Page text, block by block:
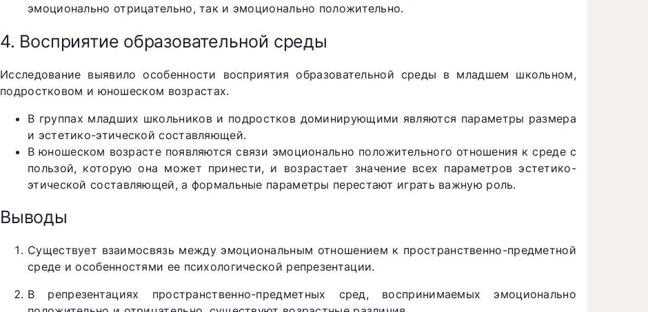
эмоционально отрицательно, так и эмоционально положительно.
4. Восприятие образовательной среды
Исследование выявило особенности восприятия образовательной среды в младшем школьном,
подростковом и юношеском возрастах.
В группах младших школьников и подростков доминирующими являются параметры размера
и эстетико-этической составляющей.
В юношеском возрасте появляются связи эмоционально положительного отношения к среде с
пользой, которую она может принести, и возрастает значение всех параметров эстетико-
этической составляющей, а формальные параметры перестают играть важную роль.
Выводы
Существует взаимосвязь между эмоциональным отношением к пространственно-предметной
среде и особенностями ее психологической репрезентации.
В репрезентациях пространственно-предметных сред, воспринимаемых эмоционально